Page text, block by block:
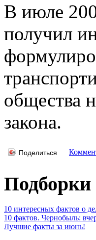
В июле
получил
общества
закона.
Поделиться
Подборки
10 интересных фактов о
10 фактов. Чернобыль:
Лучшие факты за июнь!